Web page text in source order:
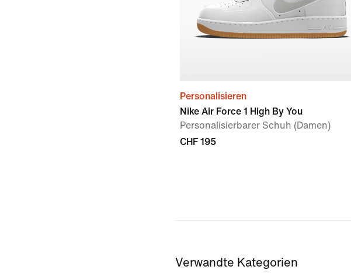
Personalisieren
Nike Air Force 1 High By You
Personalisierbarer Schuh (Damen)
CHF 195
Verwandte Kategorien